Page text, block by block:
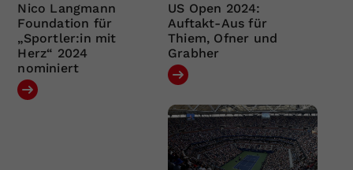
Nico Langmann
Foundation für
„Sportler:in mit
Herz“ 2024
nominiert
US Open 2024:
Auftakt-Aus für
Thiem, Ofner und
Grabher